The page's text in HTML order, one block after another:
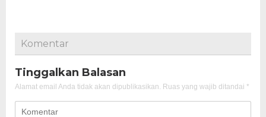
Komentar
Tinggalkan Balasan
Alamat email Anda tidak akan dipublikasikan. Ruas yang wajib ditandai *